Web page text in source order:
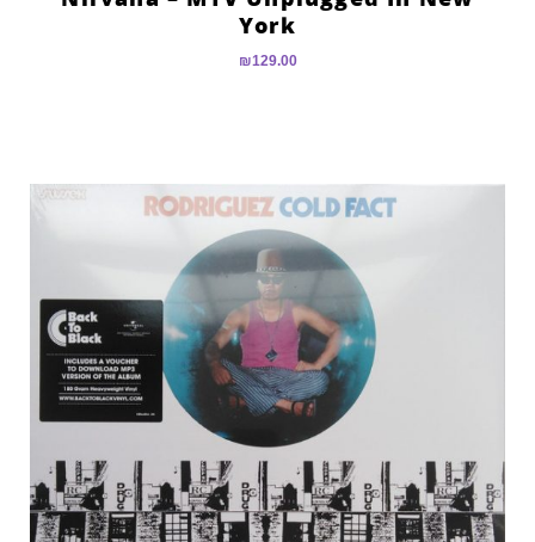
York
₪129.00